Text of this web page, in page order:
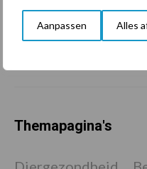
Aanpassen Alles
Themapagina's